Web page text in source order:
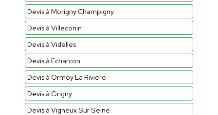
Devis à Morigny Champigny
Devis à Villeconin
Devis à Videlles
Devis à Echarcon
Devis à Ormoy La Riviere
Devis à Grigny
Devis à Vigneux Sur Seine